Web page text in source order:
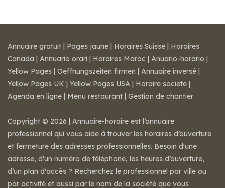
Annuaire gratuit | Pages jaune | Horaires Suisse | Horaires
Canada | Annuario orari | Horaires Maroc | Anuario-horario |
Yellow Pages | Oeffnungszeiten firmen | Annuaire inversé |
Yellow Pages UK | Yellow Pages USA | Horaire societe |
Agenda en ligne | Menu restaurant | Gestion de chantier
Copyright © 2026 | Annuaire-horaire est l’annuaire
professionnel qui vous aide à trouver les horaires d’ouverture
et fermeture des adresses professionnelles. Besoin d'une
adresse, d'un numéro de téléphone, les heures d’ouverture,
d’un plan d'accès ? Recherchez le professionnel par ville ou
par activité et aussi par le nom de la société que vous